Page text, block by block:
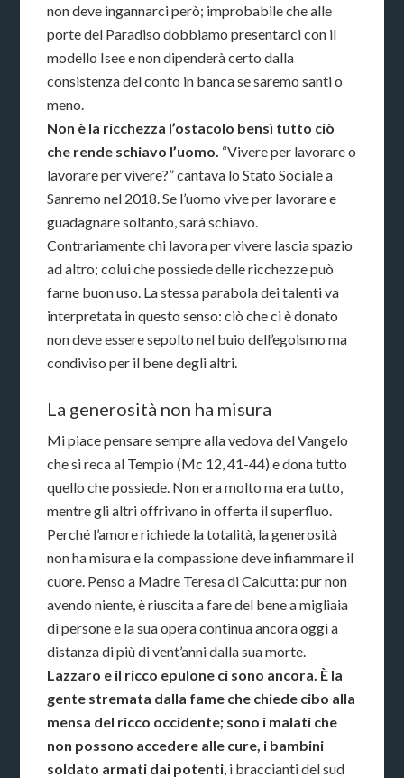
non deve ingannarci però; improbabile che alle
porte del Paradiso dobbiamo presentarci con il
modello Isee e non dipenderà certo dalla
consistenza del conto in banca se saremo santi o
meno.
Non è la ricchezza l’ostacolo bensì tutto ciò
che rende schiavo l’uomo. “Vivere per lavorare o
lavorare per vivere?” cantava lo Stato Sociale a
Sanremo nel 2018. Se l’uomo vive per lavorare e
guadagnare soltanto, sarà schiavo.
Contrariamente chi lavora per vivere lascia spazio
ad altro; colui che possiede delle ricchezze può
farne buon uso. La stessa parabola dei talenti va
interpretata in questo senso: ciò che ci è donato
non deve essere sepolto nel buio dell’egoismo ma
condiviso per il bene degli altri.
La generosità non ha misura
Mi piace pensare sempre alla vedova del Vangelo
che si reca al Tempio (Mc 12, 41-44) e dona tutto
quello che possiede. Non era molto ma era tutto,
mentre gli altri offrivano in offerta il superfluo.
Perché l’amore richiede la totalità, la generosità
non ha misura e la compassione deve infiammare il
cuore. Penso a Madre Teresa di Calcutta: pur non
avendo niente, è riuscita a fare del bene a migliaia
di persone e la sua opera continua ancora oggi a
distanza di più di vent’anni dalla sua morte.
Lazzaro e il ricco epulone ci sono ancora. È la
gente stremata dalla fame che chiede cibo alla
mensa del ricco occidente; sono i malati che
non possono accedere alle cure, i bambini
soldato armati dai potenti , i braccianti del sud